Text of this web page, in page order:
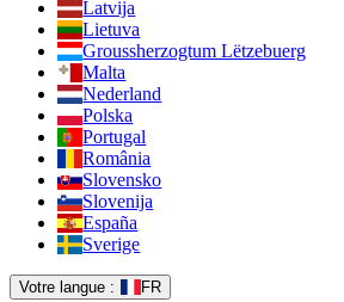
Latvija
Lietuva
Groussherzogtum Lëtzebuerg
Malta
Nederland
Polska
Portugal
România
Slovensko
Slovenija
España
Sverige
Votre langue : FR